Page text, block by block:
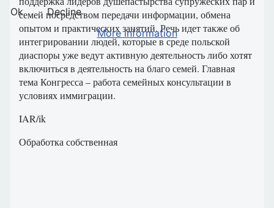
семей посредством передачи информации, обмена
опытом и практических занятий. Речь идет также об
интегрировании людей, которые в среде польской
диаспоры уже ведут активную деятельность либо хотят
включиться в деятельность на благо семей. Главная
тема Конгресса – работа семейных консультации в
условиях иммиграции.
IAR/ik
Обработка собственная
Ok
Decline
More information